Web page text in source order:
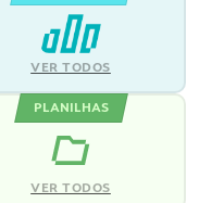
VER TODOS
PLANILHAS
VER TODOS